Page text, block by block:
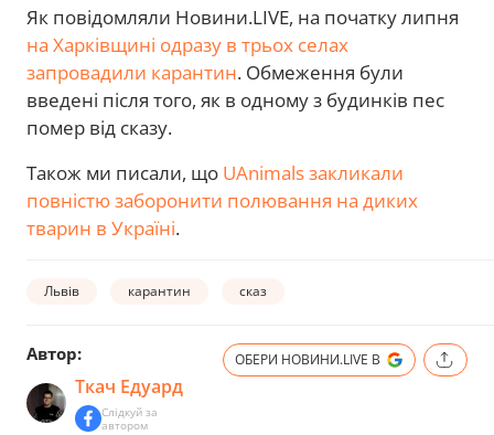
Як повідомляли Новини.LIVE, на початку липня
на Харківщині одразу в трьох селах
запровадили карантин. Обмеження були
введені після того, як в одному з будинків пес
помер від сказу.
Також ми писали, що UAnimals закликали
повністю заборонити полювання на диких
тварин в Україні.
Львів карантин сказ
Автор:
Ткач Едуард
Слідкуй за
автором
ОБЕРИ НОВИНИ.LIVE В